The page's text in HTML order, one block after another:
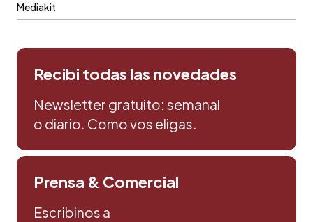
Mediakit
Recibi todas las novedades
Newsletter gratuito: semanal
o diario. Como vos eligas.
Prensa & Comercial
Escribinos a